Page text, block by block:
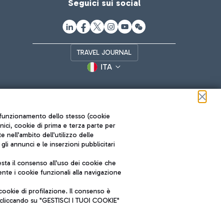
Seguici sui social
TRAVEL JOURNAL
ITA
Roma FCO
L'aeroporto stellato
SOSTENIBILITÀ INNOVAZIONE
dello stesso (cookie
cookie di prima e terza parte per
nell'ambito dell'utilizzo delle
annunci e le inserzioni pubblicitari
il consenso all'uso dei cookie che
i cookie funzionali alla navigazione
di profilazione. Il consenso è
su "GESTISCI I TUOI COOKIE"